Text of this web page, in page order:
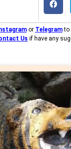
or Telegramto
Us if have any